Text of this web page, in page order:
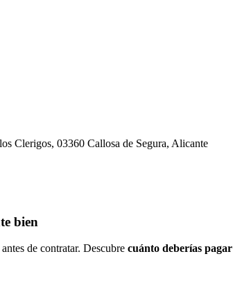
Clerigos, 03360 Callosa de Segura, Alicante
bien
de contratar. Descubre cuánto deberías pagar